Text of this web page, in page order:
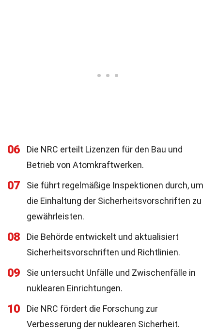
06
Die NRC erteilt Lizenzen für den Bau und
Betrieb von Atomkraftwerken.
07
Sie führt regelmäßige Inspektionen durch, um
die Einhaltung der Sicherheitsvorschriften zu
gewährleisten.
08
Die Behörde entwickelt und aktualisiert
Sicherheitsvorschriften und Richtlinien.
09
Sie untersucht Unfälle und Zwischenfälle in
nuklearen Einrichtungen.
10
Die NRC fördert die Forschung zur
Verbesserung der nuklearen Sicherheit.